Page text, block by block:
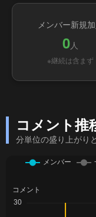
メンバー新規
0人
※継続は含まず
コメント推
分単位の盛り上がり